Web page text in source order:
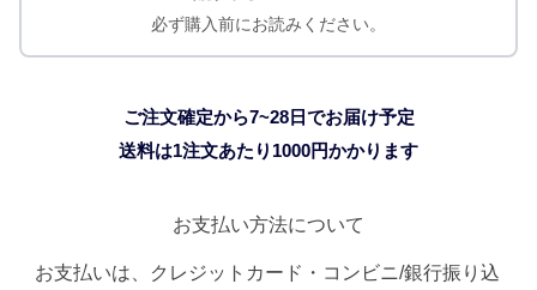
必ず購入前にお読みください。
ご注文確定から7~28日でお届け予定
送料は1注文あたり 1000円かかります
お支払い方法について
お支払いは、クレジットカード・コンビニ/銀行振り込